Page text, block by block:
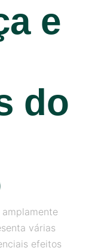
e
do
várias
efeitos